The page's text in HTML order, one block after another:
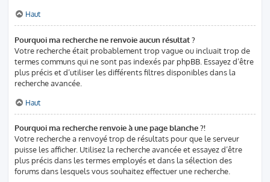
Haut
Pourquoi ma recherche ne renvoie aucun résultat ?
Votre recherche était probablement trop vague ou incluait trop de
termes communs qui ne sont pas indexés par phpBB. Essayez d’être
plus précis et d’utiliser les différents filtres disponibles dans la
recherche avancée.
Haut
Pourquoi ma recherche renvoie à une page blanche ?!
Votre recherche a renvoyé trop de résultats pour que le serveur
puisse les afficher. Utilisez la recherche avancée et essayez d’être
plus précis dans les termes employés et dans la sélection des
forums dans lesquels vous souhaitez effectuer une recherche.